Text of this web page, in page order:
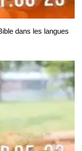
dans les langues